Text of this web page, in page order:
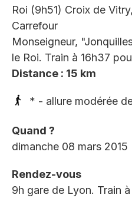
Roi (9h51) Croix de
Carrefour
Monseigneur,
le Roi. Train à 16h37
Distance : 15 km
* - allure modérée
Quand ?
dimanche 08 mars 2015
Rendez-vous
9h gare de Lyon. Train à